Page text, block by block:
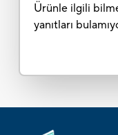
Ürünle ilgili
yanıtları